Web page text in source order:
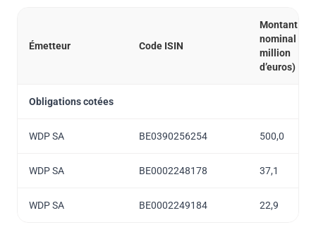
Émetteur Code ISIN
Montant
nominal (en
million
d’euros)
Obligations cotées
WDP SA BE0390256254 500,0
WDP SA BE0002248178 37,1
WDP SA BE0002249184 22,9